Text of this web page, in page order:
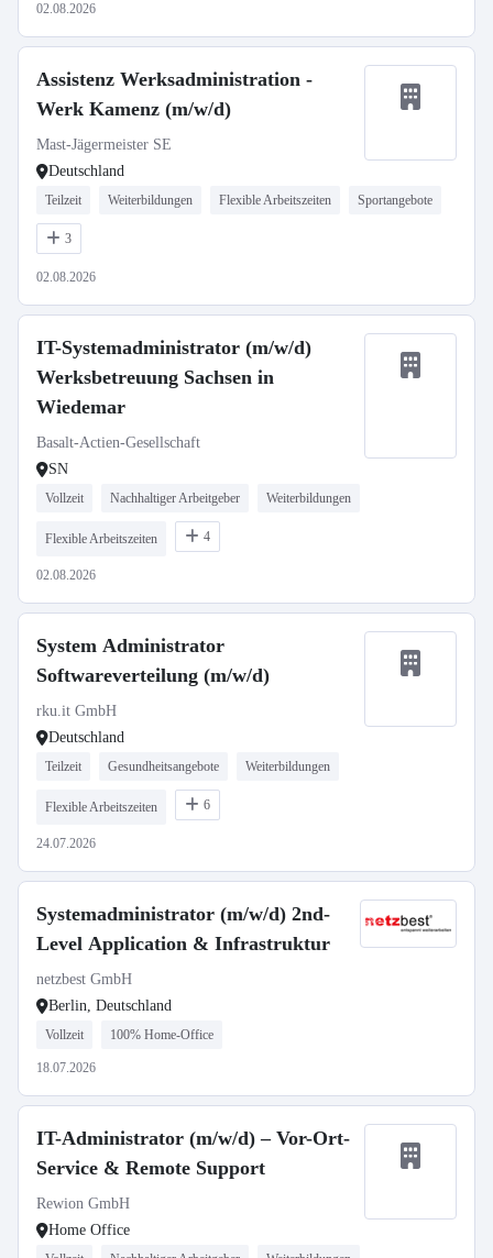
02.08.2026
Assistenz Werksadministration -
Werk Kamenz (m/w/d)
Mast-Jägermeister SE
Deutschland
Teilzeit Weiterbildungen Flexible Arbeitszeiten Sportangebote
3
02.08.2026
IT-Systemadministrator (m/w/d)
Werksbetreuung Sachsen in
Wiedemar
Basalt-Actien-Gesellschaft
SN
Vollzeit Nachhaltiger Arbeitgeber Weiterbildungen
Flexible Arbeitszeiten 4
02.08.2026
System Administrator
Softwareverteilung (m/w/d)
rku.it GmbH
Deutschland
Teilzeit Gesundheitsangebote Weiterbildungen
Flexible Arbeitszeiten 6
24.07.2026
Systemadministrator (m/w/d) 2nd-
Level Application & Infrastruktur
netzbest GmbH
Berlin, Deutschland
Vollzeit 100% Home-Office
18.07.2026
IT-Administrator (m/w/d) – Vor-Ort-
Service & Remote Support
Rewion GmbH
Home Office